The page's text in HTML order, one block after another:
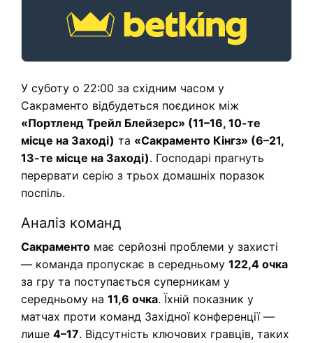
У суботу о 22:00 за східним часом у
Сакраменто відбудеться поєдинок між
«Портленд Трейл Блейзерс» (11–16, 10-те
місце на Заході) та «Сакраменто Кінгз» (6–21,
13-те місце на Заході). Господарі прагнуть
перервати серію з трьох домашніх поразок
поспіль.
Аналіз команд
Сакраменто має серйозні проблеми у захисті
— команда пропускає в середньому 122,4 очка
за гру та поступається суперникам у
середньому на 11,6 очка. Їхній показник у
матчах проти команд Західної конференції —
лише 4–17. Відсутність ключових гравців, таких